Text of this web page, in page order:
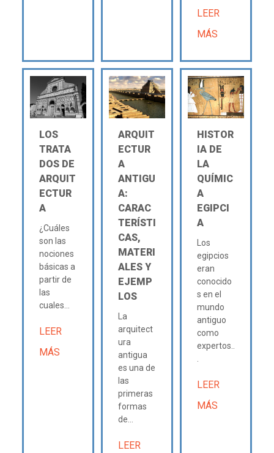
LEER
MÁS
LOS
TRATA
DOS DE
ARQUIT
ECTUR
A
¿Cuáles
son las
nociones
básicas a
partir de
las
cuales...
LEER
MÁS
ARQUIT
ECTUR
A
ANTIGU
A:
CARAC
TERÍSTI
CAS,
MATERI
ALES Y
EJEMP
LOS
La
arquitect
ura
antigua
es una de
las
primeras
formas
de...
LEER
HISTOR
IA DE
LA
QUÍMIC
A
EGIPCI
A
Los
egipcios
eran
conocido
s en el
mundo
antiguo
como
expertos..
LEER
MÁS